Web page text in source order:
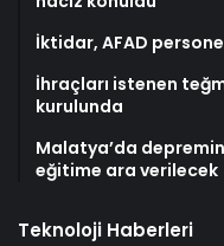
İktidar, AFAD
İhraçları istenen
kurulunda
Malatya’da
eğitime ara verilecek
Teknoloji Haberleri